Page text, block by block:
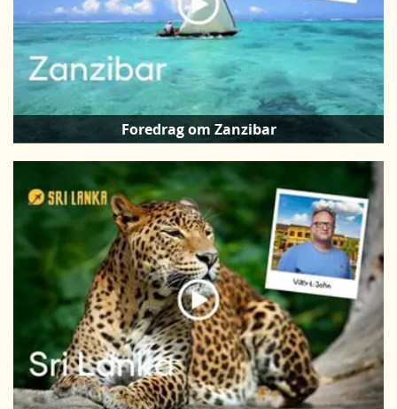
Foredrag om Zanzibar